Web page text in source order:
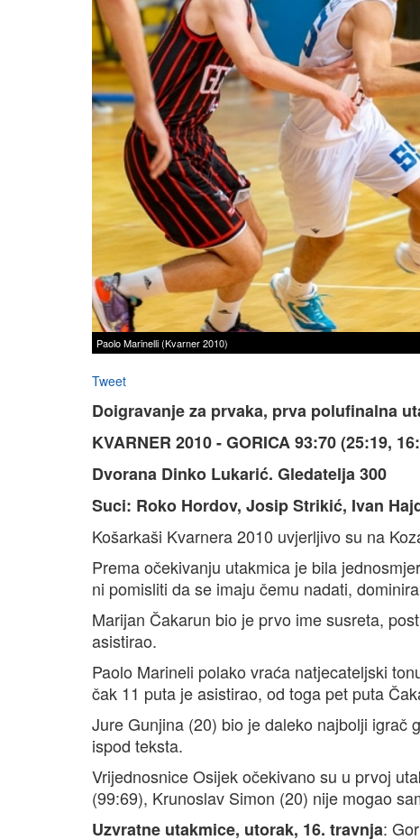
Paolo Marinelli (Kvarner 2010)
Tweet
Doigravanje za prvaka, prva polufinalna
KVARNER 2010 - GORICA 93:70 (25:19,
Dvorana Dinko Lukarić. Gledatelja 300
Suci: Roko Hordov, Josip Strikić, Ivan
Košarkaši Kvarnera 2010 uvjerljivo su na
Prema očekivanju utakmica je bila
ni pomisliti da se imaju čemu nadati,
Marijan Čakarun bio je prvo ime susreta,
asistirao.
Paolo Marineli polako vraća natjecateljski
čak 11 puta je asistirao, od toga pet puta
Jure Gunjina (20) bio je daleko najbolji igrač
ispod teksta.
Vrijednosnice Osijek očekivano su u prvoj
(99:69), Krunoslav Simon (20) nije mogao
Uzvratne utakmice, utorak, 16. travnja: